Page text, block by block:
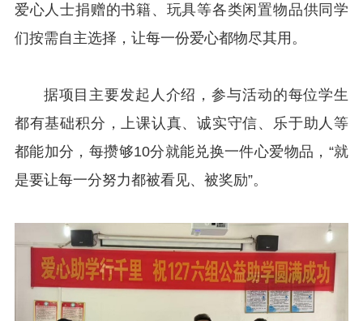
爱心人士捐赠的书籍、玩具等各类闲置物品供同学
们按需自主选择，让每一份爱心都物尽其用。
据项目主要发起人介绍，参与活动的每位学生
都有基础积分，上课认真、诚实守信、乐于助人等
都能加分，每攒够10分就能兑换一件心爱物品，“就
是要让每一分努力都被看见、被奖励”。